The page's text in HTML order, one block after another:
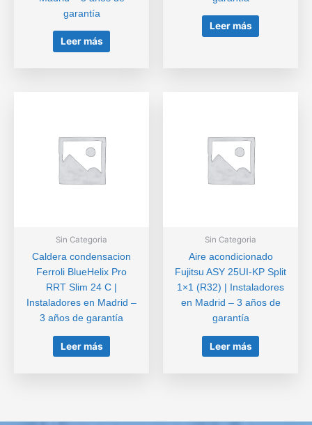
garantía
Leer más
Leer más
Sin Categoria
Caldera condensacion
Ferroli BlueHelix Pro
RRT Slim 24 C |
Instaladores en Madrid –
3 años de garantía
Leer más
Sin Categoria
Aire acondicionado
Fujitsu ASY 25UI-KP Split
1×1 (R32) | Instaladores
en Madrid – 3 años de
garantía
Leer más